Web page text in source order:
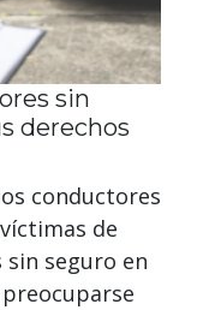
sin
derechos
conductores
de
seguro en